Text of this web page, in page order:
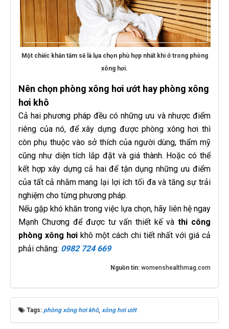
Một chiếc khăn tắm sẽ là lựa chọn phù hợp nhất khi ở trong phòng
xông hơi.
Nên chọn phòng xông hơi ướt hay phòng xông
hơi khô
Cả hai phương pháp đều có những ưu và nhược điểm
riêng của nó, để xây dựng được phòng xông hơi thì
còn phụ thuộc vào sở thích của người dùng, thẩm mỹ
cũng như diện tích lắp đặt và giá thành. Hoặc có thể
kết hợp xây dựng cả hai để tận dụng những ưu điểm
của tất cả nhằm mang lại lợi ích tối đa và tăng sự trải
nghiệm cho từng phương pháp.
Nếu gặp khó khăn trong việc lựa chọn, hãy liên hệ ngay
Mạnh Chương để được tư vấn thiết kế vàthi công
phòng xông hơi khô một cách chi tiết nhất với giá cả
phải chăng: 0982 724 669
Nguồn tin: womenshealthmag.com
Tags: phòng xông hơi khô, xông hơi ướt